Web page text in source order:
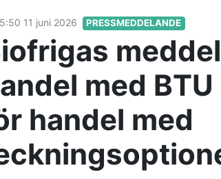
11 juni 2026 PRESSMEDDELANDE
med
handel med